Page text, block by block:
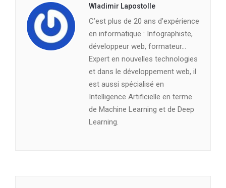
Wladimir Lapostolle
C’est plus de 20 ans d’expérience
en informatique : Infographiste,
développeur web, formateur…
Expert en nouvelles technologies
et dans le développement web, il
est aussi spécialisé en
Intelligence Artificielle en terme
de Machine Learning et de Deep
Learning.